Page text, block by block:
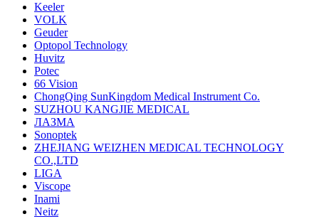
Keeler
VOLK
Geuder
Optopol Technology
Huvitz
Potec
66 Vision
ChongQing SunKingdom Medical Instrument Co.
SUZHOU KANGJIE MEDICAL
ЛАЗМА
Sonoptek
ZHEJIANG WEIZHEN MEDICAL TECHNOLOGY
CO.,LTD
LIGA
Viscope
Inami
Neitz